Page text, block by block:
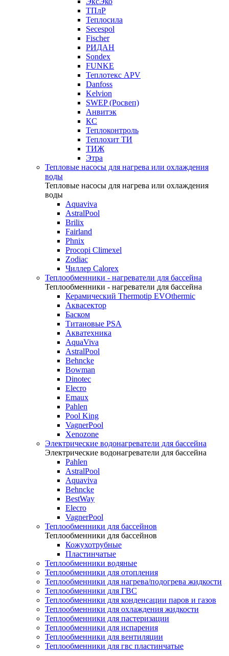
ТПлР
Теплосила
Secespol
Fischer
РИДАН
Sondex
FUNKE
Теплотекс APV
Danfoss
Kelvion
SWEP (Росвеп)
Анвитэк
КС
Теплоконтроль
Теплохит ТИ
ТИЖ
Этра
Тепловые насосы для нагрева или охлаждения
воды
Тепловые насосы для нагрева или охлаждения
воды
Aquaviva
AstralPool
Brilix
Fairland
Phnix
Procopi Climexel
Zodiac
Чиллер Calorex
Теплообменники - нагреватели для бассейна
Теплообменники - нагреватели для бассейна
Керамический Thermotip EVOthermic
Аквасектор
Баском
Титановые PSA
Акватехника
AquaViva
AstralPool
Behncke
Bowman
Dinotec
Elecro
Emaux
Pahlen
Pool King
VagnerPool
Xenozone
Электрические водонагреватели для бассейна
Электрические водонагреватели для бассейна
Pahlen
AstralPool
Aquaviva
Behncke
BestWay
Elecro
VagnerPool
Теплообменники для бассейнов
Теплообменники для бассейнов
Кожухотрубные
Пластинчатые
Теплообменники водяные
Теплообменники для отопления
Теплообменники для нагрева/подогрева жидкости
Теплообменники для ГВС
Теплообменники для конденсации паров и газов
Теплообменники для охлаждения жидкости
Теплообменники для пастеризации
Теплообменники для испарения
Теплообменники для вентиляции
Теплообменники для гвс пластинчатые